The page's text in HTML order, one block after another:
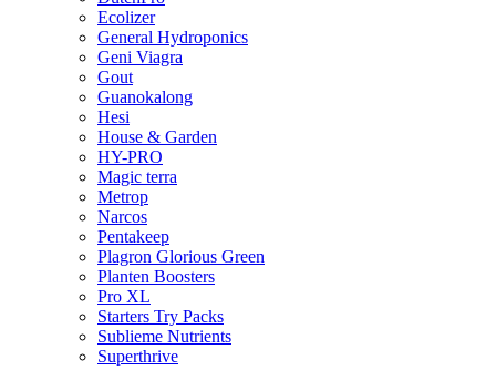
Ecolizer
General Hydroponics
Geni Viagra
Gout
Guanokalong
Hesi
House & Garden
HY-PRO
Magic terra
Metrop
Narcos
Pentakeep
Plagron Glorious Green
Planten Boosters
Pro XL
Starters Try Packs
Sublieme Nutrients
Superthrive